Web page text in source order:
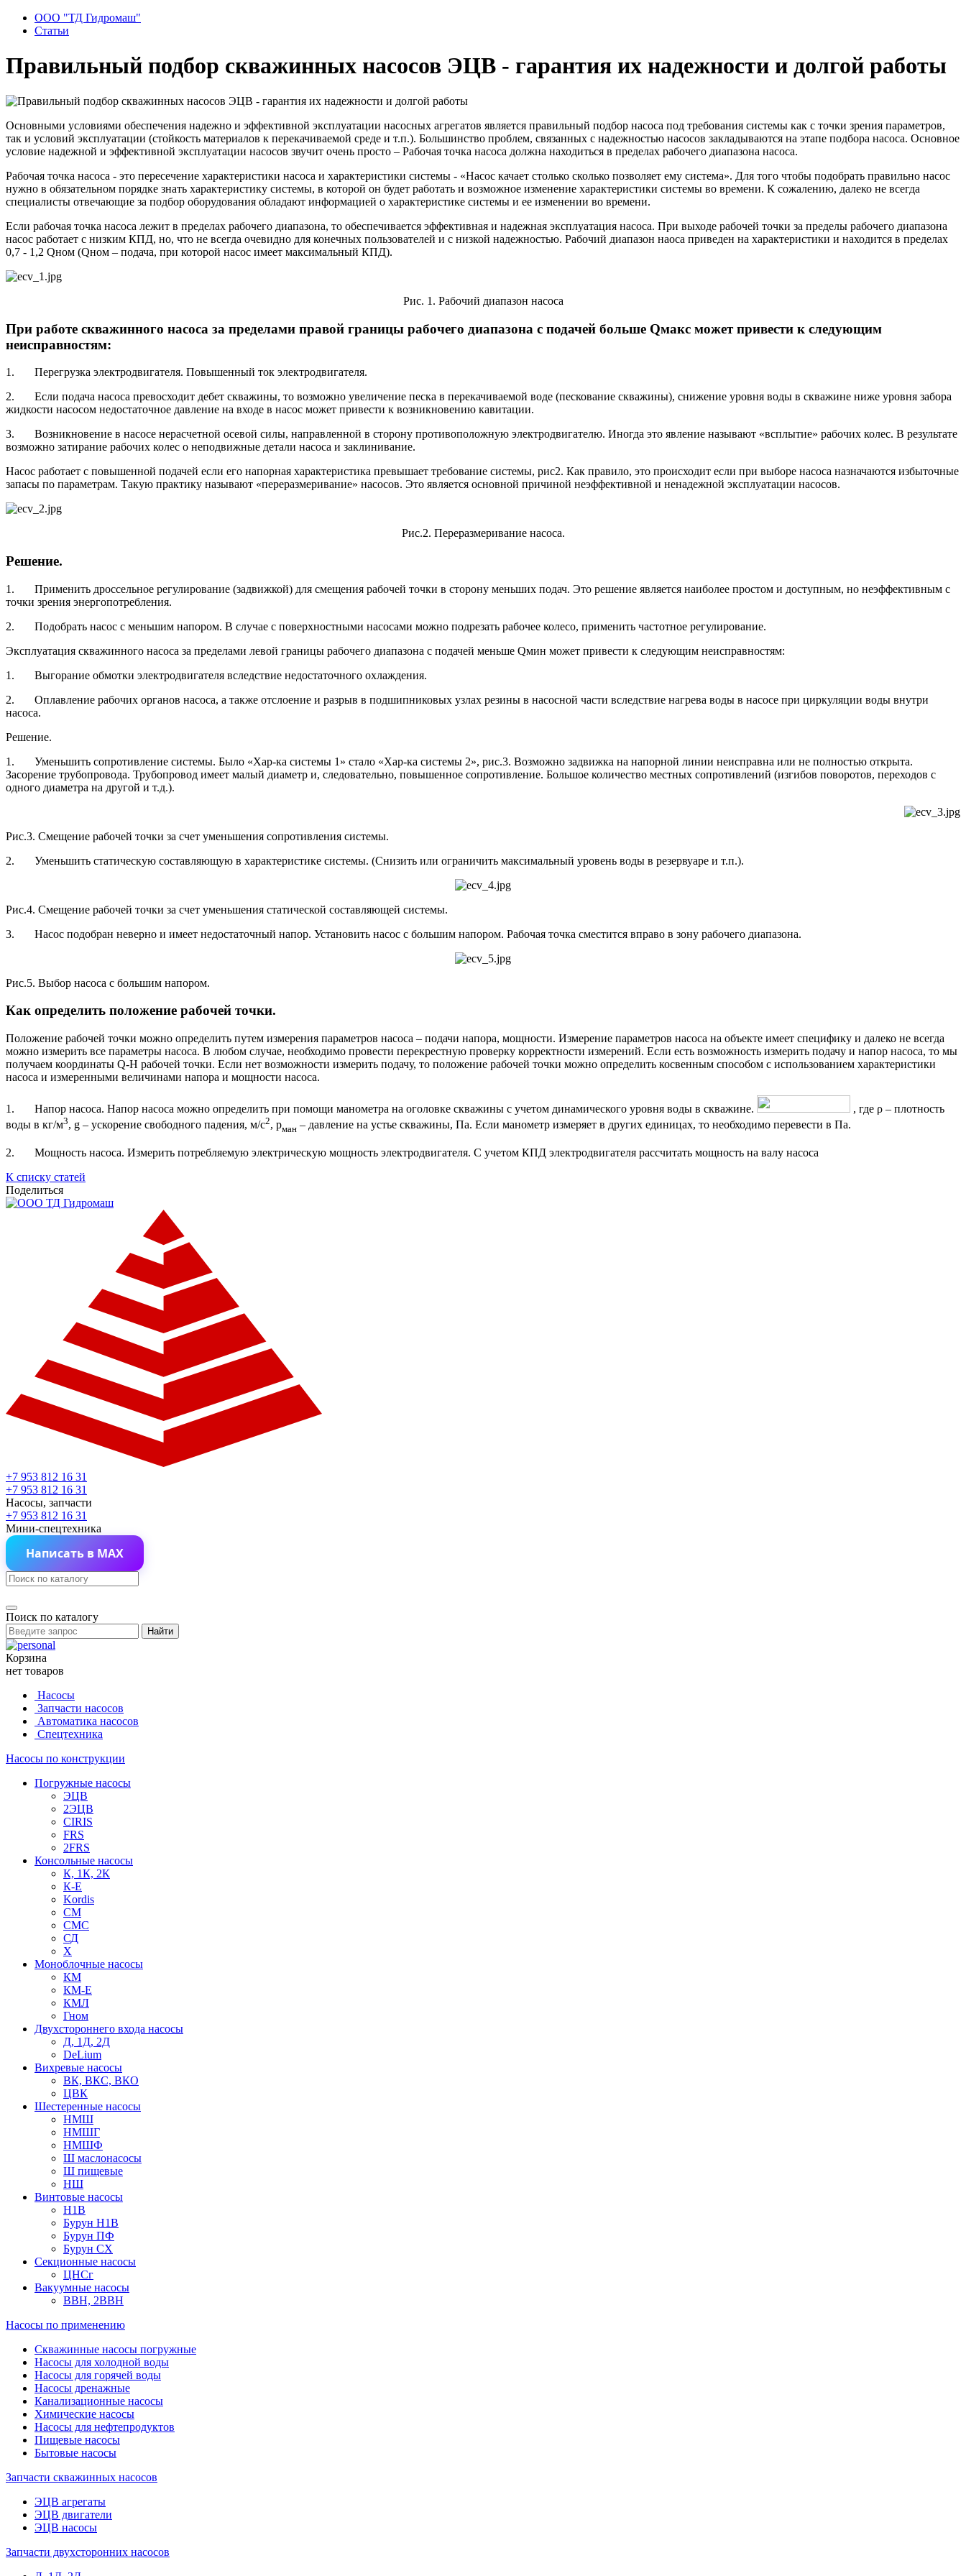
ООО "ТД Гидромаш"
Статьи
Правильный подбор скважинных насосов ЭЦВ - гарантия их надежности и долгой работы
Основными условиями обеспечения надежно и эффективной эксплуатации насосных агрегатов является правильный подбор насоса под требования системы как с точки зрения параметров,
так и условий эксплуатации (стойкость материалов к перекачиваемой среде и т.п.). Большинство проблем, связанных с надежностью насосов закладываются на этапе подбора насоса. Основное
условие надежной и эффективной эксплуатации насосов звучит очень просто – Рабочая точка насоса должна находиться в пределах рабочего диапазона насоса.
Рабочая точка насоса - это пересечение характеристики насоса и характеристики системы - «Насос качает столько сколько позволяет ему система». Для того чтобы подобрать правильно насос
нужно в обязательном порядке знать характеристику системы, в которой он будет работать и возможное изменение характеристики системы во времени. К сожалению, далеко не всегда
специалисты отвечающие за подбор оборудования обладают информацией о характеристике системы и ее изменении во времени.
Если рабочая точка насоса лежит в пределах рабочего диапазона, то обеспечивается эффективная и надежная эксплуатация насоса. При выходе рабочей точки за пределы рабочего диапазона
насос работает с низким КПД, но, что не всегда очевидно для конечных пользователей и с низкой надежностью. Рабочий диапазон наоса приведен на характеристики и находится в пределах
0,7 - 1,2 Qном (Qном – подача, при которой насос имеет максимальный КПД).
Рис. 1. Рабочий диапазон насоса
При работе скважинного насоса за пределами правой границы рабочего диапазона с подачей больше Qмакс может привести к следующим
неисправностям:
1. Перегрузка электродвигателя. Повышенный ток электродвигателя.
2. Если подача насоса превосходит дебет скважины, то возможно увеличение песка в перекачиваемой воде (пескование скважины), снижение уровня воды в скважине ниже уровня забора
жидкости насосом недостаточное давление на входе в насос может привести к возникновению кавитации.
3. Возникновение в насосе нерасчетной осевой силы, направленной в сторону противоположную электродвигателю. Иногда это явление называют «всплытие» рабочих колес. В результате
возможно затирание рабочих колес о неподвижные детали насоса и заклинивание.
Насос работает с повышенной подачей если его напорная характеристика превышает требование системы, рис2. Как правило, это происходит если при выборе насоса назначаются избыточные
запасы по параметрам. Такую практику называют «переразмеривание» насосов. Это является основной причиной неэффективной и ненадежной эксплуатации насосов.
Рис.2. Переразмеривание насоса.
Решение.
1. Применить дроссельное регулирование (задвижкой) для смещения рабочей точки в сторону меньших подач. Это решение является наиболее простом и доступным, но неэффективным с
точки зрения энергопотребления.
2. Подобрать насос с меньшим напором. В случае с поверхностными насосами можно подрезать рабочее колесо, применить частотное регулирование.
Эксплуатация скважинного насоса за пределами левой границы рабочего диапазона с подачей меньше Qмин может привести к следующим неисправностям:
1. Выгорание обмотки электродвигателя вследствие недостаточного охлаждения.
2. Оплавление рабочих органов насоса, а также отслоение и разрыв в подшипниковых узлах резины в насосной части вследствие нагрева воды в насосе при циркуляции воды внутри
насоса.
Решение.
1. Уменьшить сопротивление системы. Было «Хар-ка системы 1» стало «Хар-ка системы 2», рис.3. Возможно задвижка на напорной линии неисправна или не полностью открыта.
Засорение трубопровода. Трубопровод имеет малый диаметр и, следовательно, повышенное сопротивление. Большое количество местных сопротивлений (изгибов поворотов, переходов с
одного диаметра на другой и т.д.).
Рис.3. Смещение рабочей точки за счет уменьшения сопротивления системы.
2. Уменьшить статическую составляющую в характеристике системы. (Снизить или ограничить максимальный уровень воды в резервуаре и т.п.).
Рис.4. Смещение рабочей точки за счет уменьшения статической составляющей системы.
3. Насос подобран неверно и имеет недостаточный напор. Установить насос с большим напором. Рабочая точка сместится вправо в зону рабочего диапазона.
Рис.5. Выбор насоса с большим напором.
Как определить положение рабочей точки.
Положение рабочей точки можно определить путем измерения параметров насоса – подачи напора, мощности. Измерение параметров насоса на объекте имеет специфику и далеко не всегда
можно измерить все параметры насоса. В любом случае, необходимо провести перекрестную проверку корректности измерений. Если есть возможность измерить подачу и напор насоса, то мы
получаем координаты Q-H рабочей точки. Если нет возможности измерить подачу, то положение рабочей точки можно определить косвенным способом с использованием характеристики
насоса и измеренными величинами напора и мощности насоса.
1. Напор насоса. Напор насоса можно определить при помощи манометра на оголовке скважины с учетом динамического уровня воды в скважине.
, где ρ – плотность
воды в кг/м3, g – ускорение свободного падения, м/с2, рман – давление на устье скважины, Па. Если манометр измеряет в других единицах, то необходимо перевести в Па.
2. Мощность насоса. Измерить потребляемую электрическую мощность электродвигателя. С учетом КПД электродвигателя рассчитать мощность на валу насоса
К списку статей
Поделиться
+7 953 812 16 31
+7 953 812 16 31
Насосы, запчасти
+7 953 812 16 31
Мини-спецтехника
Написать в MAX
Поиск по каталогу
Найти
Корзина
нет товаров
Насосы
Запчасти насосов
Автоматика насосов
Спецтехника
Насосы по конструкции
Погружные насосы
ЭЦВ
2ЭЦВ
CIRIS
FRS
2FRS
Консольные насосы
К, 1К, 2К
К-Е
Kordis
СМ
СМС
СД
Х
Моноблочные насосы
КМ
КМ-Е
КМЛ
Гном
Двухстороннего входа насосы
Д, 1Д, 2Д
DeLium
Вихревые насосы
ВК, ВКС, ВКО
ЦВК
Шестеренные насосы
НМШ
НМШГ
НМШФ
Ш маслонасосы
Ш пищевые
НШ
Винтовые насосы
Н1В
Бурун Н1В
Бурун ПФ
Бурун СХ
Секционные насосы
ЦНСг
Вакуумные насосы
ВВН, 2ВВН
Насосы по применению
Скважинные насосы погружные
Насосы для холодной воды
Насосы для горячей воды
Насосы дренажные
Канализационные насосы
Химические насосы
Насосы для нефтепродуктов
Пищевые насосы
Бытовые насосы
Запчасти скважинных насосов
ЭЦВ агрегаты
ЭЦВ двигатели
ЭЦВ насосы
Запчасти двухсторонних насосов